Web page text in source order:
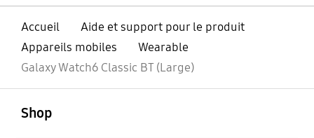
Accueil
Aide et support pour le produit
Appareils mobiles
Wearable
Galaxy Watch6 Classic BT (Large)
Shop